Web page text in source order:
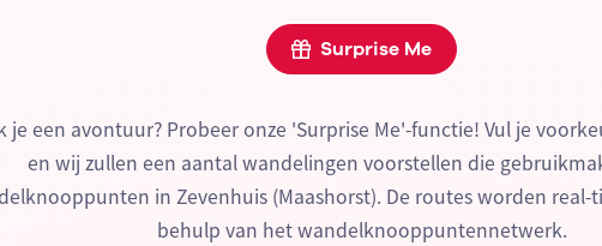
Surprise Me
je een avontuur? Probeer onze 'Surprise Me'-functie! Vul je
en wij zullen een aantal wandelingen voorstellen die
in Zevenhuis (Maashorst). De routes worden
behulp van het wandelknooppuntennetwerk.